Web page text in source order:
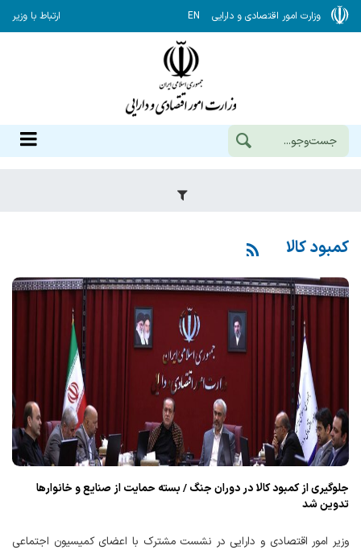
وزارت امور اقتصادی و دارایی EN ارتباط با وزیر
کمبود کالا
جلوگیری از کمبود کالا در دوران جنگ / بسته حمایت از صنایع و خانوارها
تدوین شد
وزیر امور اقتصادی و دارایی در نشست مشترک با اعضای کمیسیون اجتماعی